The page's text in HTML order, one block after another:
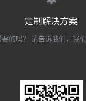
定制解决方案
的吗？ 请告诉我们，我们